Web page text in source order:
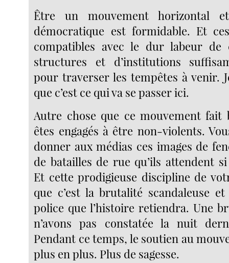
Être un mouvement horizontal
démocratique est formidable. Et
compatibles avec le dur labeur de
structures et d’institutions
pour traverser les tempêtes à venir.
que c’est ce qui va se passer ici.
Autre chose que ce mouvement fait
êtes engagés à être non-violents.
donner aux médias ces images de
de batailles de rue qu’ils attendent
Et cette prodigieuse discipline de
que c’est la brutalité scandaleuse
police que l’histoire retiendra. Une
n’avons pas constatée la nuit
Pendant ce temps, le soutien au
plus en plus. Plus de sagesse.